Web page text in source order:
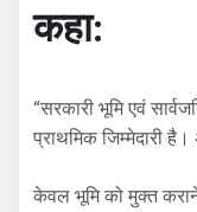
कहा:
“सरकारी भूमि एवं
प्राथमिक जिम्मेदारी
केवल भूमि को मुक्त